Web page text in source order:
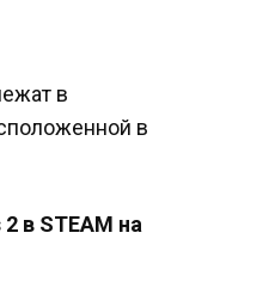
в
в
в STEAM на